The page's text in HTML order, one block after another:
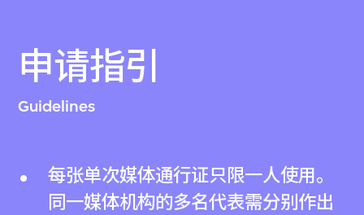
申请指引
Guidelines
每张单次媒体通行证只限一人使用。
同一媒体机构的多名代表需分别作出